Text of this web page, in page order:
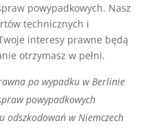
powypadkowych. Nasz
technicznych i
interesy prawne będą
otrzymasz w pełni.
po wypadku w Berlinie
powypadkowych
odszkodowań w Niemczech